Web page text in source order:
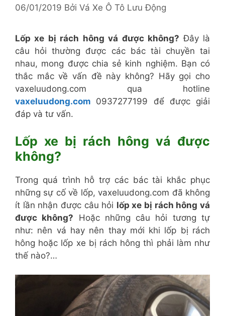
06/01/2019 Bởi Vá Xe Ô Tô Lưu Động
Lốp xe bị rách hông vá được không?Đây là
câu hỏi thường được các bác tài chuyền tai
nhau, mong được chia sẻ kinh nghiệm. Bạn có
thắc mắc về vấn đề này không? Hãy gọi cho
vaxeluudong.com qua hotline
vaxeluudong.com 0937277199 để được giải
đáp và tư vấn.
Lốp xe bị rách hông vá được
không?
Trong quá trình hỗ trợ các bác tài khắc phục
những sự cố về lốp, vaxeluudong.com đã không
ít lần nhận được câu hỏi lốp xe bị rách hông vá
được không? Hoặc những câu hỏi tương tự
như: nên vá hay nên thay mới khi lốp bị rách
hông hoặc lốp xe bị rách hông thì phải làm như
thế nào?…